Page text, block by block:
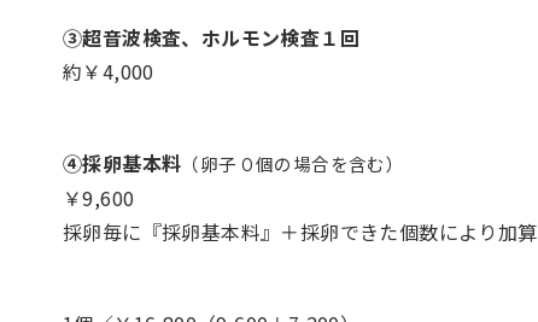
③超音波検査、ホルモン検査１回
約￥4,000
④採卵基本料 （卵子０個の場合を含む）
￥9,600
採卵毎に『採卵基本料』＋採卵できた個数により加算